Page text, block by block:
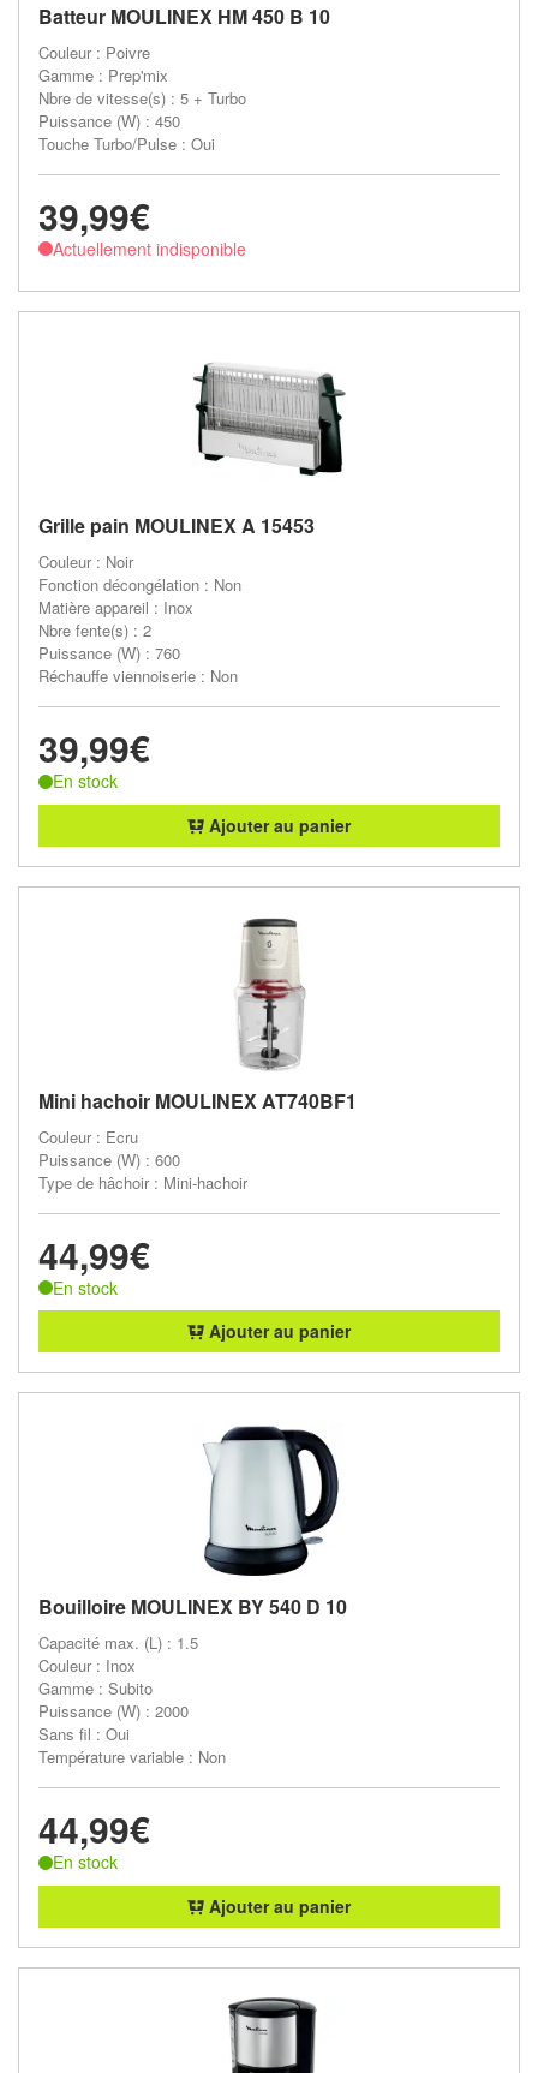
Batteur MOULINEX HM 450 B 10
Couleur : Poivre
Gamme : Prep'mix
Nbre de vitesse(s) : 5 + Turbo
Puissance (W) : 450
Touche Turbo/Pulse : Oui
39,99€
Actuellement indisponible
Grille pain MOULINEX A 15453
Couleur : Noir
Fonction décongélation : Non
Matière appareil : Inox
Nbre fente(s) : 2
Puissance (W) : 760
Réchauffe viennoiserie : Non
39,99€
En stock
Ajouter au panier
Mini hachoir MOULINEX AT740BF1
Couleur : Ecru
Puissance (W) : 600
Type de hâchoir : Mini-hachoir
44,99€
En stock
Ajouter au panier
Bouilloire MOULINEX BY 540 D 10
Capacité max. (L) : 1.5
Couleur : Inox
Gamme : Subito
Puissance (W) : 2000
Sans fil : Oui
Température variable : Non
44,99€
En stock
Ajouter au panier